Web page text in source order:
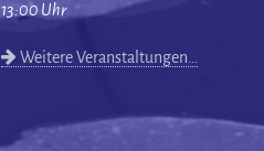
13:00 Uhr
Weitere Veranstaltungen…